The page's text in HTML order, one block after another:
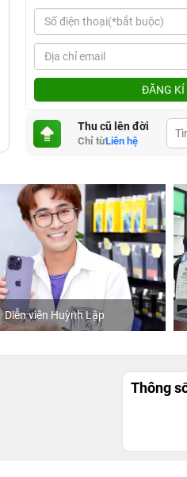
ĐĂNG KÍ
Thu cũ lên đời
Chỉ từLiên hệ
Diễn viên Huỳnh Lập
Thông